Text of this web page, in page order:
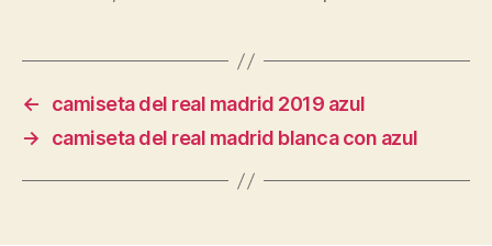
←
camiseta del real madrid 2019 azul
→
camiseta del real madrid blanca con azul